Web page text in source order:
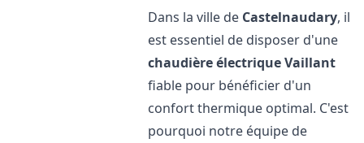
Dans la ville de Castelnaudary, il
est essentiel de disposer d'une
chaudière électrique Vaillant
fiable pour bénéficier d'un
confort thermique optimal. C'est
pourquoi notre équipe de